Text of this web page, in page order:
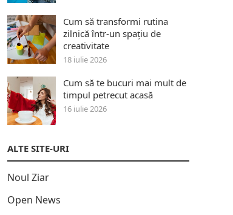
Cum să transformi rutina
zilnică într-un spațiu de
creativitate
18 iulie 2026
Cum să te bucuri mai mult de
timpul petrecut acasă
16 iulie 2026
ALTE SITE-URI
Noul Ziar
Open News